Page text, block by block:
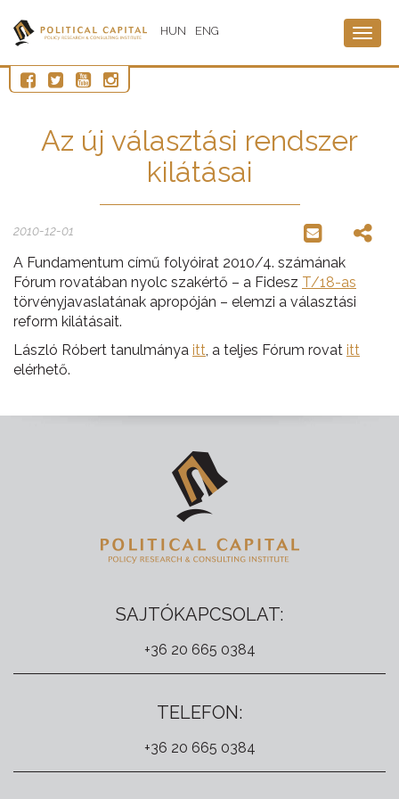
HUN ENG
Az új választási rendszer
kilátásai
2010-12-01
A Fundamentum című folyóirat 2010/4. számának
Fórum rovatában nyolc szakértő – a Fidesz T/18-as
törvényjavaslatának apropóján – elemzi a választási
reform kilátásait.
László Róbert tanulmánya itt, a teljes Fórum rovat itt
elérhető.
SAJTÓKAPCSOLAT:
+36 20 665 0384
TELEFON:
+36 20 665 0384